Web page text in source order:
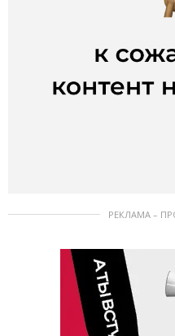
РЕКЛАМА –